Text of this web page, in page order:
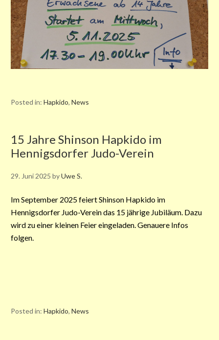
Posted in:Hapkido,News
15 Jahre Shinson Hapkido im
Hennigsdorfer Judo-Verein
29. Juni 2025 byUwe S.
Im September 2025 feiert Shinson Hapkido im
Hennigsdorfer Judo-Verein das 15 jährige Jubiläum. Dazu
wird zu einer kleinen Feier eingeladen. Genauere Infos
folgen.
Posted in:Hapkido,News